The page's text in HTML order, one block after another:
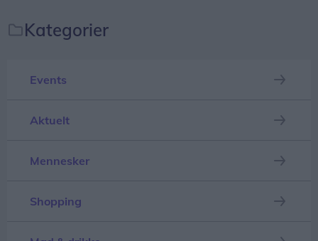
hvor han hver dag sætter et udvalg til salg i sin
Kategorier
Events
Aktuelt
Mennesker
Shopping